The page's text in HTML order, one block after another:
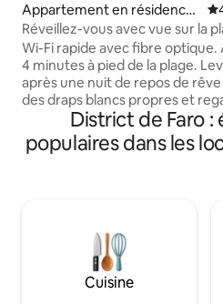
Appartement en résidence
⋅ Lagos
Réveillez-vous avec vue sur la
un penthouse à Praia da Luz
Wi-Fi rapide avec fibre optique.
4 minutes à pied de la plage. Levez-vous
après une nuit de repos de
des draps blancs propres et
eaux calmes de la mer depuis
Cet appartement rénové
par son espace de vie ouvert et
un sauna, une salle de massage
salle de yoga. Bénéficiez de
exclusives au spa uniquement si
séjournez chez nous. La plage est à
District de Faro
populaires dans les
Cuisine